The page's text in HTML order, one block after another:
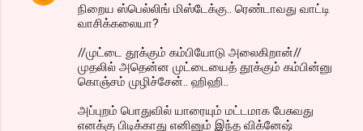
நிறைய ஸ்பெல்லிங் மிஸ்டேக்கு.. ரெண்டாவது வாட்டி
வாசிக்கலையா?
//முட்டை தூக்கும் கம்பியோடு அலைகிறான்//
முதலில் அதென்ன முட்டையைத் தூக்கும் கம்பின்னு
கொஞ்சம் முழிச்சேன்.. ஹிஹி..
அப்புறம் பொதுவில் யாரையும் மட்டமாக பேசுவது
எனக்கு பிடிக்காது எனினும் இந்த விக்னேஷ்